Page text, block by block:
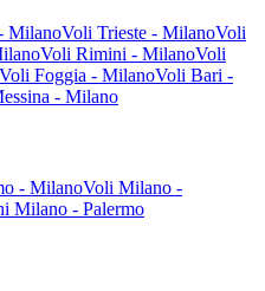
MilanoVoli Trieste - MilanoVoli
Voli Rimini - MilanoVoli
Voli Foggia - MilanoVoli Bari -
- Milano
- MilanoVoli Milano -
Milano - Palermo